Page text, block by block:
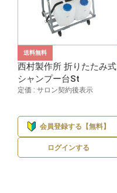
送料無料
西村製作所 折りたたみ式
シャンプー台St
定価 : サロン契約後表示
会員登録する【無料】
ログインする